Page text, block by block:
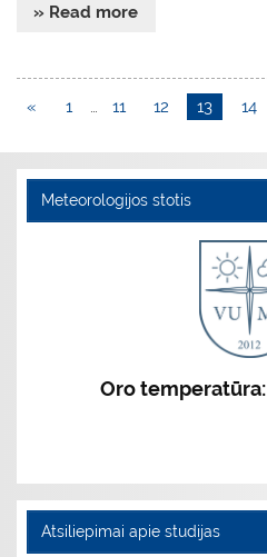
» Read more
« 1 … 11 12 13 14
Meteorologijos stotis
Oro temperatūra:
Atsiliepimai apie studijas